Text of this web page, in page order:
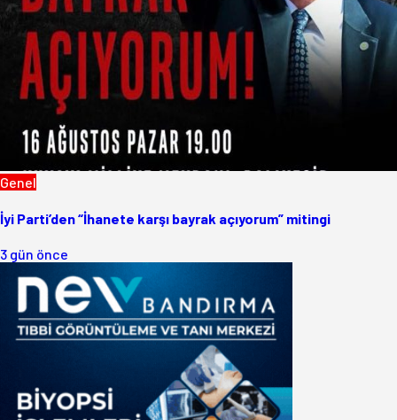
Genel
İyi Parti’den “İhanete karşı bayrak açıyorum” mitingi
3 gün önce